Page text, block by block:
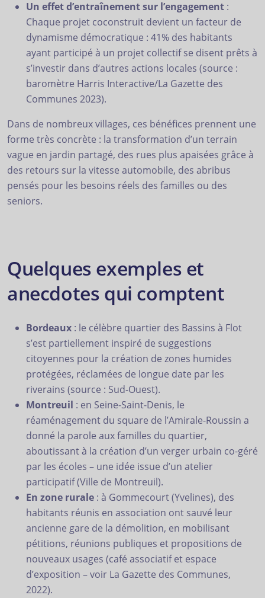
Un effet d’entraînement sur l’engagement :
Chaque projet coconstruit devient un facteur de
dynamisme démocratique : 41% des habitants
ayant participé à un projet collectif se disent prêts à
s’investir dans d’autres actions locales (source :
baromètre Harris Interactive/La Gazette des
Communes 2023).
Dans de nombreux villages, ces bénéfices prennent une
forme très concrète : la transformation d’un terrain
vague en jardin partagé, des rues plus apaisées grâce à
des retours sur la vitesse automobile, des abribus
pensés pour les besoins réels des familles ou des
seniors.
Quelques exemples et
anecdotes qui comptent
Bordeaux : le célèbre quartier des Bassins à Flot
s’est partiellement inspiré de suggestions
citoyennes pour la création de zones humides
protégées, réclamées de longue date par les
riverains (source : Sud-Ouest).
Montreuil : en Seine-Saint-Denis, le
réaménagement du square de l’Amirale-Roussin a
donné la parole aux familles du quartier,
aboutissant à la création d’un verger urbain co-géré
par les écoles – une idée issue d’un atelier
participatif (Ville de Montreuil).
En zone rurale : à Gommecourt (Yvelines), des
habitants réunis en association ont sauvé leur
ancienne gare de la démolition, en mobilisant
pétitions, réunions publiques et propositions de
nouveaux usages (café associatif et espace
d’exposition – voir La Gazette des Communes,
2022).